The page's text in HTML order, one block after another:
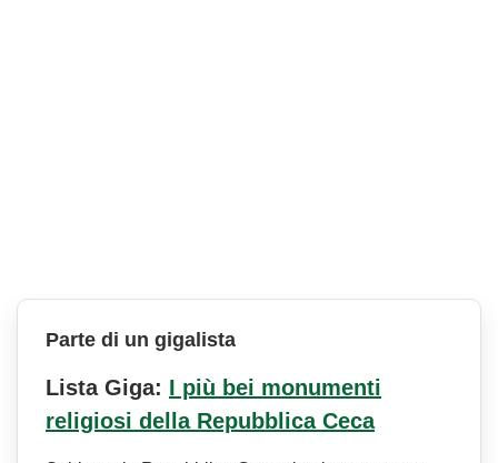
Parte di un gigalista
Lista Giga: I più bei monumenti
religiosi della Repubblica Ceca